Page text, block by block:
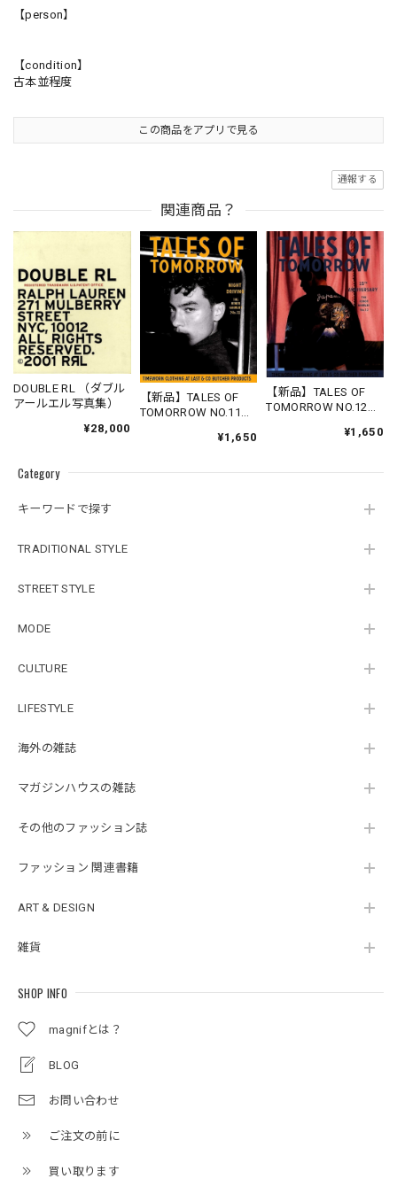
Category
キーワードで探す
TRADITIONAL STYLE
STREET STYLE
MODE
CULTURE
LIFESTYLE
海外の雑誌
マガジンハウスの雑誌
その他のファッション誌
ファッション 関連書籍
ART & DESIGN
雑貨
SHOP INFO
magnifとは？
BLOG
お問い合わせ
ご注文の前に
買い取ります
【person】
【condition】
古本並程度
この商品をアプリで見る
通報する
関連商品？
DOUBLE RL （ダブル
アールエル写真集）
¥28,000
【新品】TALES OF
TOMORROW NO.11
DRIVING”（TIMEWOR
マガジン）
¥1,650
【新品】TALES OF
TOMORROW NO.12
ANNIVERSARY”（TIM
¥1,650